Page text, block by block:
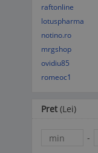
raftonline
lotuspharma
notino.ro
mrgshop
ovidiu85
romeoc1
Pret (Lei)
-